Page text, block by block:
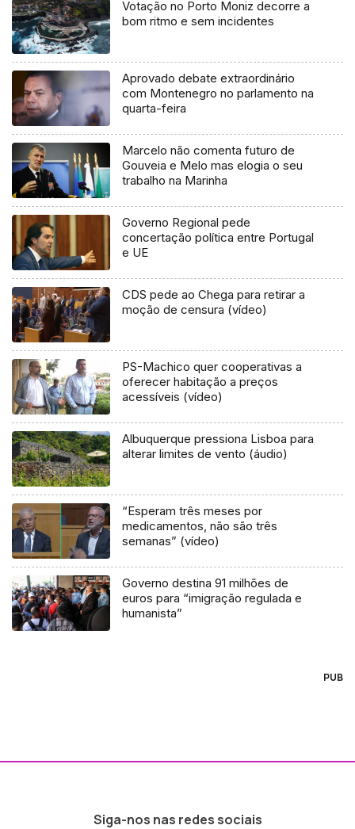
Votação no Porto Moniz decorre a
bom ritmo e sem incidentes
Aprovado debate extraordinário
com Montenegro no parlamento na
quarta-feira
Marcelo não comenta futuro de
Gouveia e Melo mas elogia o seu
trabalho na Marinha
Governo Regional pede
concertação política entre Portugal
e UE
CDS pede ao Chega para retirar a
moção de censura (vídeo)
PS-Machico quer cooperativas a
oferecer habitação a preços
acessíveis (vídeo)
Albuquerque pressiona Lisboa para
alterar limites de vento (áudio)
“Esperam três meses por
medicamentos, não são três
semanas” (vídeo)
Governo destina 91 milhões de
euros para “imigração regulada e
humanista”
PUB
Siga-nos nas redes sociais